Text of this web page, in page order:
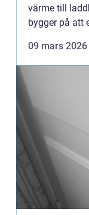
värme till
bygger på att
09 mars 2026